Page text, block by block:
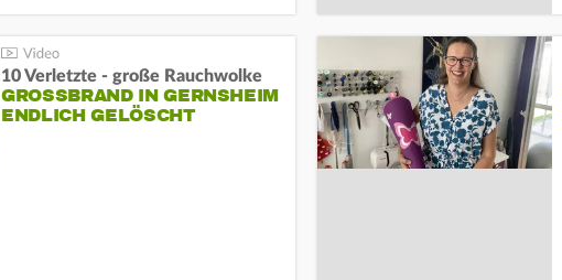
10 Verletzte - große Rauchwolke
GROSSBRAND IN GERNSHEIM E
NDLICH GELÖSCHT